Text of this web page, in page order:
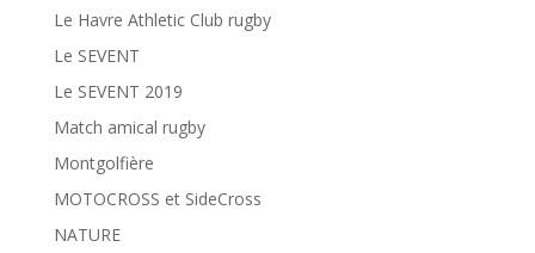
Le Havre Athletic Club rugby
Le SEVENT
Le SEVENT 2019
Match amical rugby
Montgolfière
MOTOCROSS et SideCross
NATURE